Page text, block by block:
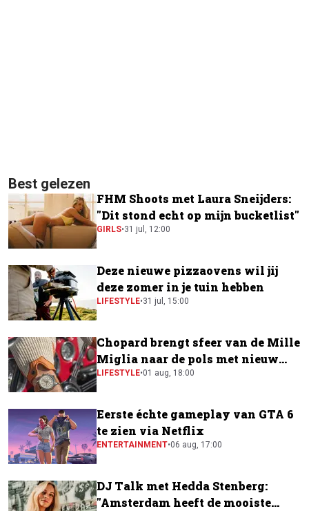
Best gelezen
FHM Shoots met Laura Sneijders:
"Dit stond echt op mijn bucketlist"
GIRLS•31 jul, 12:00
Deze nieuwe pizzaovens wil jij
deze zomer in je tuin hebben
LIFESTYLE•31 jul, 15:00
Chopard brengt sfeer van de Mille
Miglia naar de pols met nieuw
horloge
LIFESTYLE•01 aug, 18:00
Eerste échte gameplay van GTA 6
te zien via Netflix
ENTERTAINMENT•06 aug, 17:00
DJ Talk met Hedda Stenberg:
"Amsterdam heeft de mooiste